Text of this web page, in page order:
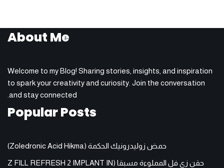
About Me
Welcome to my Blog! Sharing stories, insights, and inspiration
to spark your creativity and curiosity. Join the conversation
and stay connected.
Popular Posts
حمض زوليدرونيك الحكمة (Zoledronic Acid Hikma)
حقن زي فل المملوءة مسبقا (Z FILL REFRESH 2 IMPLANT IN